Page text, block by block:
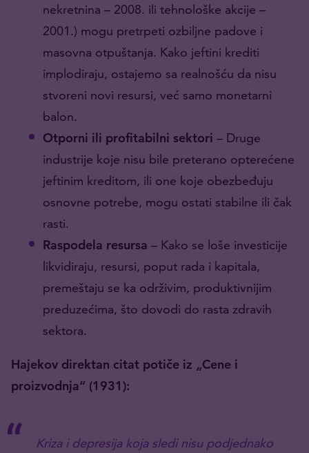
nekretnina – 2008. ili tehnološke akcije –
2001.) mogu pretrpeti ozbiljne padove i
masovna otpuštanja. Kako jeftini krediti
implodiraju, ostajemo sa realnošću da nisu
stvoreni novi resursi, već samo monetarni
balon.
Otporni ili profitabilni sektori – Druge
industrije koje nisu bile preterano opterećene
jeftinim kreditom, ili one koje obezbeđuju
osnovne potrebe, mogu ostati stabilne ili čak
rasti.
Raspodela resursa – Kako se loše investicije
likvidiraju, resursi, poput rada i kapitala,
premeštaju se ka održivim, produktivnijim
preduzećima, što dovodi do rasta zdravih
sektora.
Hajekov direktan citat potiče iz „Cene i
proizvodnja“ (1931):
Kriza i depresija koja sledi nisu podjednako